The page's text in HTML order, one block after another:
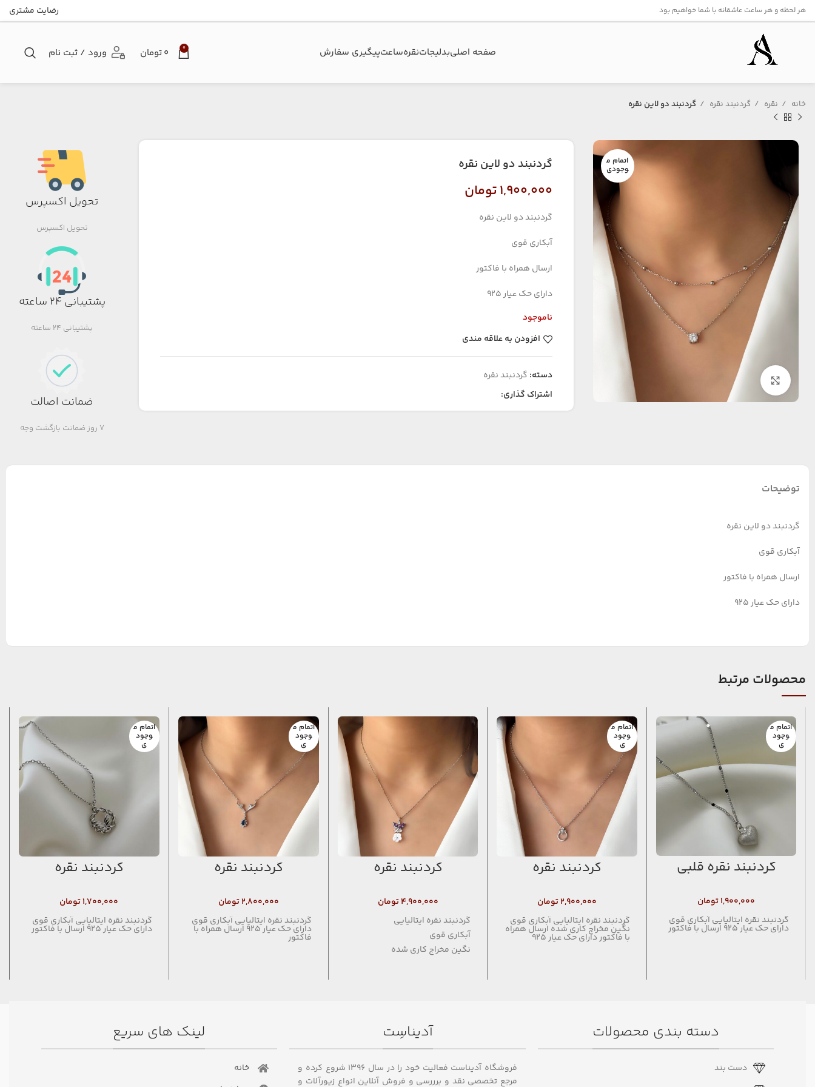
هر لحظه و هر ساعت عاشقانه با شما خواهیم بود رضایت مشتری
صفحه اصلیبدلیجاتنقرهساعتپیگیری سفارش‌ 0 ۰تومان ورود / ثبت نام
خانه نقره گردنبند نقره گردنبند دو لاین نقره
اتمام م
وجودی
بزرگنمایی تصویر
گردنبند دو لاین نقره
۱,۹۰۰,۰۰۰تومان
گردنبند دو لاین نقره
آبکاری قوی
ارسال همراه با فاکتور
دارای حک عیار ۹۲۵
ناموجود
افزودن به علاقه مندی
دسته: گردنبند نقره
اشتراک گذاری:
تحویل اکسپرس
تحویل اکسپرس
پشتیبانی 24 ساعته
پشتیبانی 24 ساعته
ضمانت اصالت
7 روز ضمانت بازگشت وجه
توضیحات
گردنبند دو لاین نقره
آبکاری قوی
ارسال همراه با فاکتور
دارای حک عیار ۹۲۵
محصولات مرتبط
اتمام م
وجود
ی
گردنبند نقره قلبی
۱,۹۰۰,۰۰۰تومان
گردنبند نقره ایتالیایی آبکاری قوی
دارای حک عیار ۹۲۵ ارسال با فاکتور
اتمام م
وجود
ی
گردنبند نقره
۲,۹۰۰,۰۰۰تومان
گردنبند نقره ايتاليايي آبكاري قوي
نگين مخراج كاري شده ارسال همراه
با فاكتور داراي حك عيار ٩٢٥
گردنبند نقره
۴,۹۰۰,۰۰۰ تومان
گردنبند نقره ایتالیایی
آبکاری قوی
نگین مخراج کاری شده
اتمام م
وجود
ی
گردنبند نقره
۲,۸۰۰,۰۰۰تومان
گردنبند نقره ایتالیایی آبکاری قوی
دارای حک عیار ۹۲۵ ارسال همراه با
فاکتور
اتمام م
وجود
ی
گردنبند نقره
۱,۷۰۰,۰۰۰تومان
گردنبند نقره ایتالیایی آبکاری قوی
دارای حک عیار ۹۲۵ ارسال با فاکتور
دسته بندی محصولات
دست بند
آدیناسِت
فروشگاه آدیناست فعالیت خود را در سال ۱۳۹۶ شروع کرده و
مرجع تخصصی نقد و برررسی و فروش آنلاین انواع زیورآلات و
لینک های سریع
خانه